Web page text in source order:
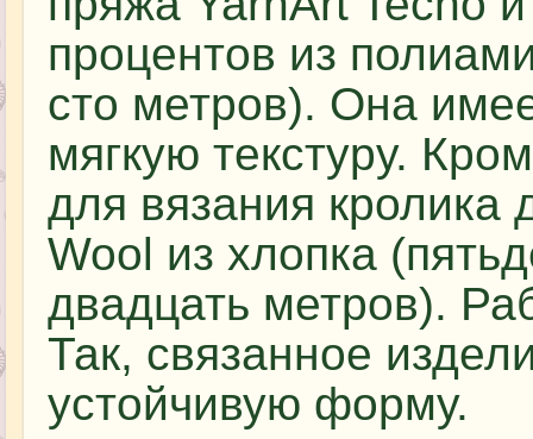
процентов из
сто метров). Она
мягкую текстуру.
для вязания кролика
Wool из хлопка
двадцать метров).
Так, связанное
устойчивую форму.